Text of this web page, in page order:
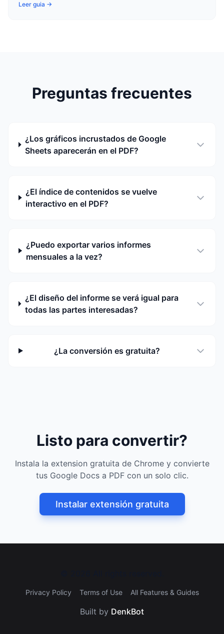
Leer guia →
Preguntas frecuentes
¿Los gráficos incrustados de Google
Sheets aparecerán en el PDF?
¿El índice de contenidos se vuelve
interactivo en el PDF?
¿Puedo exportar varios informes
mensuales a la vez?
¿El diseño del informe se verá igual para
todas las partes interesadas?
¿La conversión es gratuita?
Listo para convertir?
Instala la extension gratuita de Chrome y convierte
tus Google Docs a PDF con un solo clic.
Instalar extensión gratuita
Privacy Policy Terms of Use All Features & Guides
Built by DenkBot